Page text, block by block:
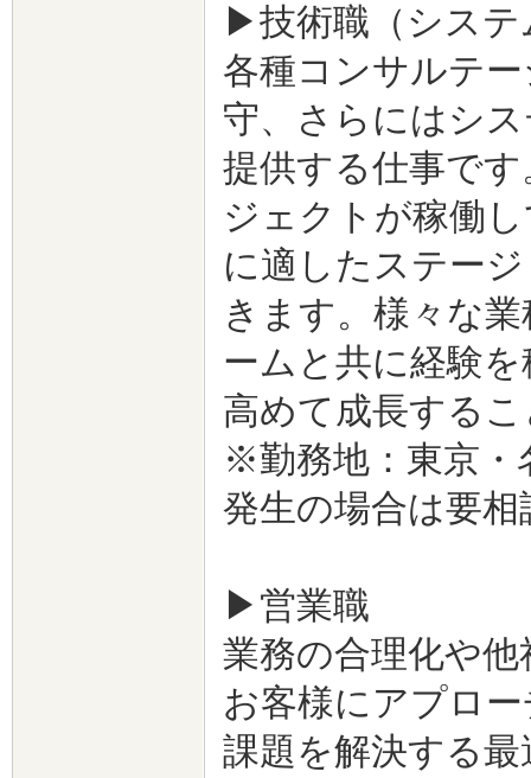
▶技術職（シス
各種コンサルテ
守、さらにはシ
提供する仕事で
ジェクトが稼働
に適したステー
きます。様々な
ームと共に経験
高めて成長する
※勤務地：東京・
発生の場合は要相
▶営業職
業務の合理化や
お客様にアプロ
課題を解決する